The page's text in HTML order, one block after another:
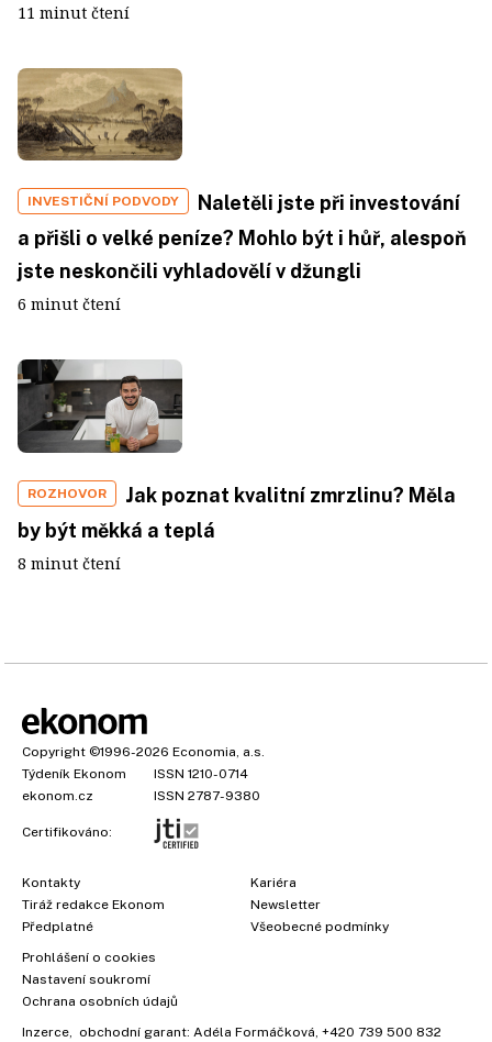
11 minut čtení
INVESTIČNÍ PODVODY
Naletěli jste při investování
a přišli o velké peníze? Mohlo být i hůř, alespoň
jste neskončili vyhladovělí v džungli
6 minut čtení
ROZHOVOR
Jak poznat kvalitní zmrzlinu? Měla
by být měkká a teplá
8 minut čtení
Copyright ©1996-2026 Economia, a.s.
Týdeník Ekonom
ISSN 1210-0714
ekonom.cz
ISSN 2787-9380
Certifikováno:
Kontakty
Tiráž redakce Ekonom
Předplatné
Kariéra
Newsletter
Všeobecné podmínky
Prohlášení o cookies
Nastavení soukromí
Ochrana osobních údajů
Inzerce , obchodní garant: Adéla Formáčková +420 739 500 832